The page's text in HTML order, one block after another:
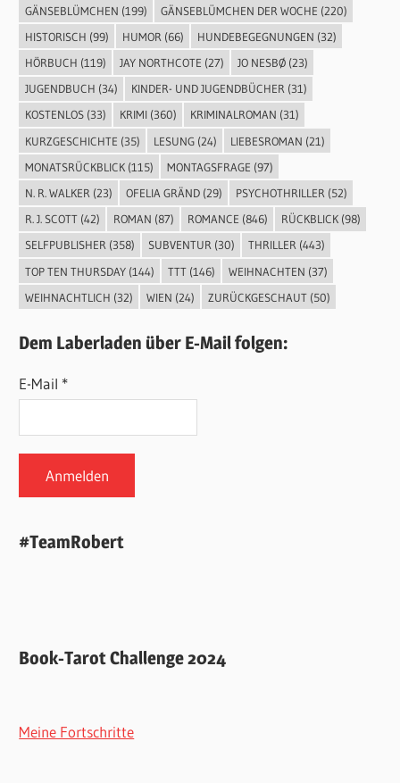
GÄNSEBLÜMCHEN (199) GÄNSEBLÜMCHEN DER WOCHE (220)
HISTORISCH (99) HUMOR (66) HUNDEBEGEGNUNGEN (32)
HÖRBUCH (119) JAY NORTHCOTE (27) JO NESBØ(23)
JUGENDBUCH (34) KINDER- UND JUGENDBÜCHER(31)
KOSTENLOS(33) KRIMI(360) KRIMINALROMAN (31)
KURZGESCHICHTE (35) LESUNG(24) LIEBESROMAN (21)
MONATSRÜCKBLICK(115) MONTAGSFRAGE (97)
N. R. WALKER (23) OFELIA GRÄND(29) PSYCHOTHRILLER (52)
R. J. SCOTT(42) ROMAN (87) ROMANCE (846) RÜCKBLICK(98)
SELFPUBLISHER(358) SUBVENTUR(30) THRILLER(443)
TOP TEN THURSDAY(144) TTT(146) WEIHNACHTEN (37)
WEIHNACHTLICH (32) WIEN (24) ZURÜCKGESCHAUT(50)
Dem Laberladen über E-Mail folgen:
E-Mail *
#TeamRobert
Book-Tarot Challenge 2024
Meine Fortschritte